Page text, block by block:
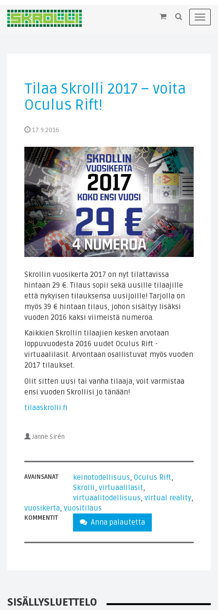
×
Tilaa Skrolli 2017 – voita
Oculus Rift!
17.9.2016
Skrollin vuosikerta 2017 on nyt tilattavissa
hintaan 29 €. Tilaus sopii sekä uusille tilaajille
että nykyisen tilauksensa uusijoille! Tarjolla on
myös 39 € hintaan tilaus, johon sisältyy lisäksi
vuoden 2016 kaksi viimeistä numeroa.
Kaikkien Skrollin tilaajien kesken arvotaan
loppuvuodesta 2016 uudet Oculus Rift -
virtuaalilasit. Arvontaan osallistuvat myös vuoden
2017 tilaukset.
Olit sitten uusi tai vanha tilaaja, voit varmistaa
ensi vuoden Skrollisi jo tänään!
tilaaskrolli.fi
Janne Sirén
AVAINSANAT keinotodellisuus, Oculus Rift,
Skrolli, virtuaalilasit,
virtuaalitodellisuus, virtual reality,
vuosikerta, vuositilaus
KOMMENTIT Anna palautetta
SISÄLLYSLUETTELO